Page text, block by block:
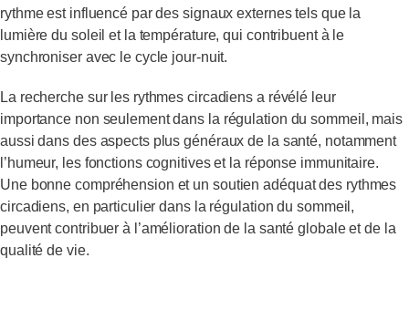
rythme est influencé par des signaux externes tels que la
lumière du soleil et la température, qui contribuent à le
synchroniser avec le cycle jour-nuit.
La recherche sur les rythmes circadiens a révélé leur
importance non seulement dans la régulation du sommeil, mais
aussi dans des aspects plus généraux de la santé, notamment
l’humeur, les fonctions cognitives et la réponse immunitaire.
Une bonne compréhension et un soutien adéquat des rythmes
circadiens, en particulier dans la régulation du sommeil,
peuvent contribuer à l’amélioration de la santé globale et de la
qualité de vie.